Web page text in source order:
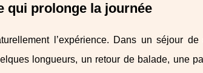
qui prolonge la journée
l’expérience. Dans un séjour de
longueurs, un retour de balade, une